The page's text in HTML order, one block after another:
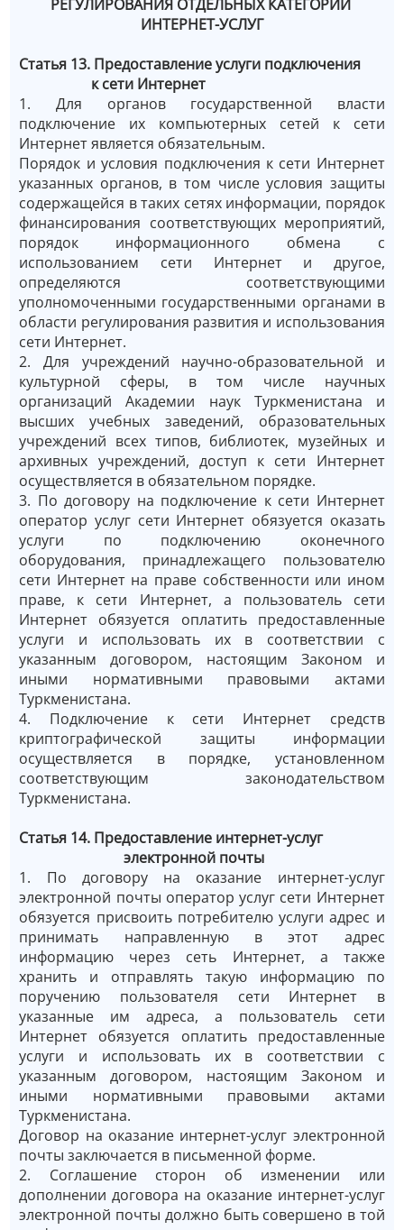
РЕГУЛИРОВАНИЯ ОТДЕЛЬНЫХ КАТЕГОРИЙ
ИНТЕРНЕТ-УСЛУГ
Статья 13. Предоставление услуги подключения
к сети Интернет
1. Для органов государственной власти
подключение их компьютерных сетей к сети
Интернет является обязательным.
Порядок и условия подключения к сети Интернет
указанных органов, в том числе условия защиты
содержащейся в таких сетях информации, порядок
финансирования соответствующих мероприятий,
порядок информационного обмена с
использованием сети Интернет и другое,
определяются соответствующими
уполномоченными государственными органами в
области регулирования развития и использования
сети Интернет.
2. Для учреждений научно-образовательной и
культурной сферы, в том числе научных
организаций Академии наук Туркменистана и
высших учебных заведений, образовательных
учреждений всех типов, библиотек, музейных и
архивных учреждений, доступ к сети Интернет
осуществляется в обязательном порядке.
3. По договору на подключение к сети Интернет
оператор услуг сети Интернет обязуется оказать
услуги по подключению оконечного
оборудования, принадлежащего пользователю
сети Интернет на праве собственности или ином
праве, к сети Интернет, а пользователь сети
Интернет обязуется оплатить предоставленные
услуги и использовать их в соответствии с
указанным договором, настоящим Законом и
иными нормативными правовыми актами
Туркменистана.
4. Подключение к сети Интернет средств
криптографической защиты информации
осуществляется в порядке, установленном
соответствующим законодательством
Туркменистана.
Статья 14. Предоставление интернет-услуг
электронной почты
1. По договору на оказание интернет-услуг
электронной почты оператор услуг сети Интернет
обязуется присвоить потребителю услуги адрес и
принимать направленную в этот адрес
информацию через сеть Интернет, а также
хранить и отправлять такую информацию по
поручению пользователя сети Интернет в
указанные им адреса, а пользователь сети
Интернет обязуется оплатить предоставленные
услуги и использовать их в соответствии с
указанным договором, настоящим Законом и
иными нормативными правовыми актами
Туркменистана.
Договор на оказание интернет-услуг электронной
почты заключается в письменной форме.
2. Соглашение сторон об изменении или
дополнении договора на оказание интернет-услуг
электронной почты должно быть совершено в той